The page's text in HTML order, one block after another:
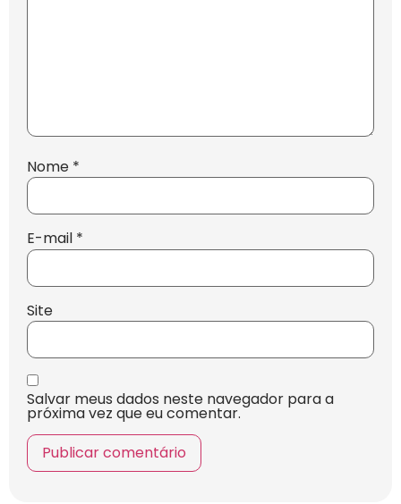
Nome *
E-mail *
Site
Salvar meus dados neste navegador para a
próxima vez que eu comentar.